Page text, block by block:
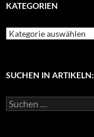
KATEGORIEN
K
g
r
SUCHEN IN ARTIKELN:
S
u